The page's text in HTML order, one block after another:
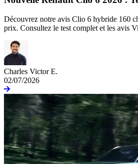
Découvrez notre avis Clio 6 hybride 160
prix. Consultez le test complet et les avis
Charles Victor E.
02/07/2026